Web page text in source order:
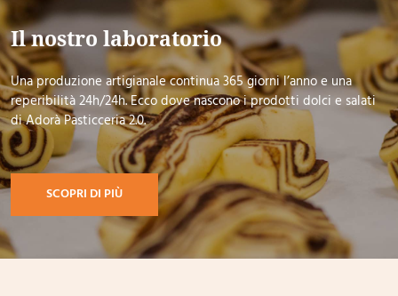
Il nostro laboratorio
Una produzione artigianale continua 365 giorni l’anno e una
reperibilità 24h/24h. Ecco dove nascono i prodotti dolci e salati
di Adorà Pasticceria 2.0.
SCOPRI DI PIÙ